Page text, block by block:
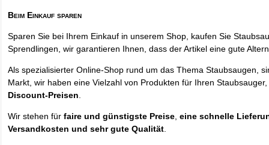
Beim Einkauf sparen
Sparen Sie bei Ihrem Einkauf in unserem Shop, kaufen Sie
Sprendlingen, wir garantieren Ihnen, dass der Artikel eine gute
Als spezialisierter Online-Shop rund um das Thema Staubsaugen,
Markt, wir haben eine Vielzahl von Produkten für Ihren
Discount-Preisen.
Wir stehen fürfaire und günstigste Preise,eine schnelle
Versandkosten und sehr gute Qualität.